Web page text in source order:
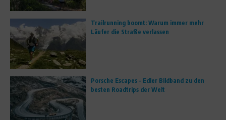
Trailrunning boomt: Warum immer mehr
Läufer die Straße verlassen
Porsche Escapes – Edler Bildband zu den
besten Roadtrips der Welt